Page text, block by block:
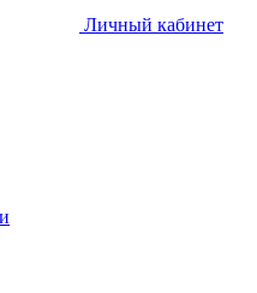
Личный кабинет